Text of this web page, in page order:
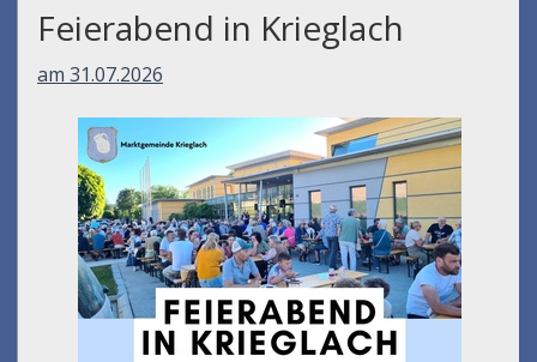
Feierabend in Krieglach
am 31.07.2026